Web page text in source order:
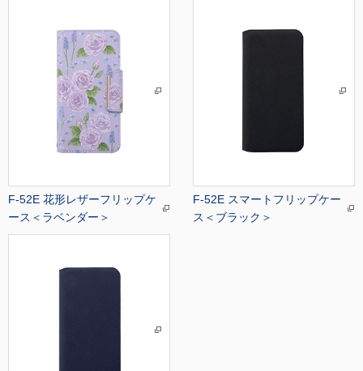
F-52E 花形レザーフリップケ
ース＜ラベンダー＞
F-52E スマートフリップケー
ス＜ブラック＞